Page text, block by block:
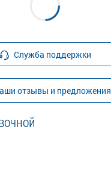
Служба поддержки
отзывы и предложения